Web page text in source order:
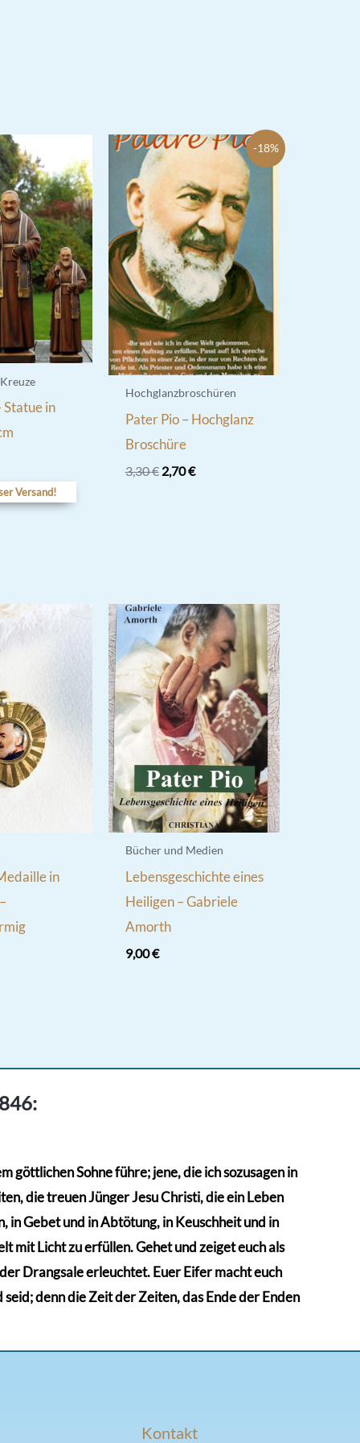
Statue in
Versand!
-18%
Hochglanzbroschüren
Pater Pio – Hochglanz
Broschüre
3,30€ Ursprünglicher
2,70€Aktueller
in
Bücher und Medien
Lebensgeschichte eines
Heiligen – Gabriele
Amorth
9,00€
göttlichen Sohne führe; jene, die ich sozusagen in
die treuen Jünger Jesu Christi, die ein Leben
Gebet und in Abtötung, in Keuschheit und in
mit Licht zu erfüllen. Gehet und zeiget euch als
Drangsale erleuchtet. Euer Eifer macht euch
denn die Zeit der Zeiten, das Ende der Enden
Kontakt